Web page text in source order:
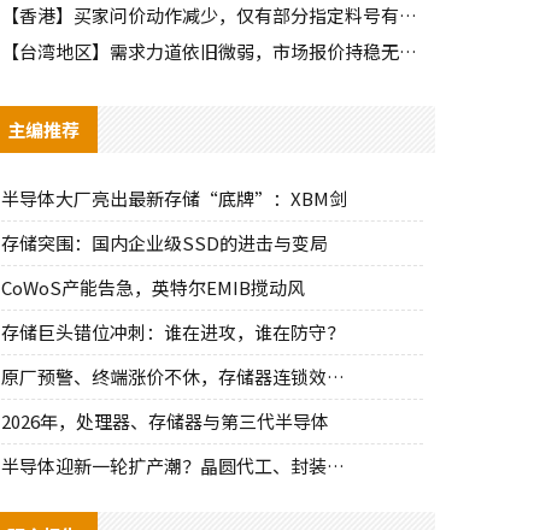
【香港】买家问价动作减少，仅有部分指定料号有零星询单动作
【台湾地区】需求力道依旧微弱，市场报价持稳无明显波动
主编推荐
半导体大厂亮出最新存储“底牌”：XBM剑
存储突围：国内企业级SSD的进击与变局
CoWoS产能告急，英特尔EMIB搅动风
存储巨头错位冲刺：谁在进攻，谁在防守？
原厂预警、终端涨价不休，存储器连锁效应持
2026年，处理器、存储器与第三代半导体
半导体迎新一轮扩产潮？晶圆代工、封装、光